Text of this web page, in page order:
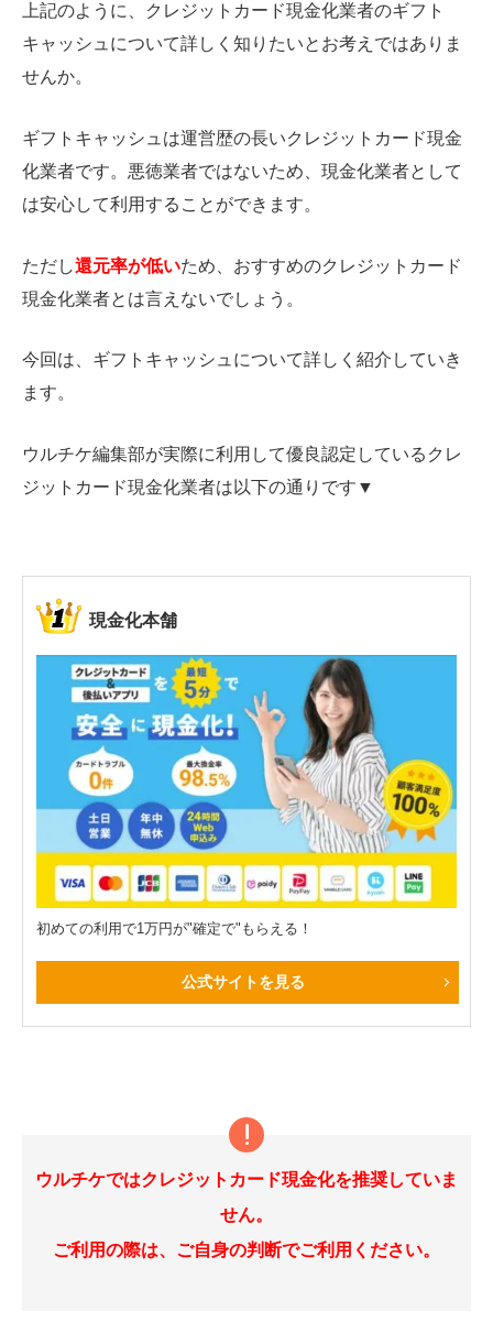
上記のように、クレジットカード現金化業者のギフト
キャッシュについて詳しく知りたいとお考えではありま
せんか。
ギフトキャッシュは運営歴の長いクレジットカード現金
化業者です。悪徳業者ではないため、現金化業者として
は安心して利用することができます。
ただし還元率が低いため、おすすめのクレジットカード
現金化業者とは言えないでしょう。
今回は、ギフトキャッシュについて詳しく紹介していき
ます。
ウルチケ編集部が実際に利用して優良認定しているクレ
ジットカード現金化業者は以下の通りです▼
現金化本舗
初めての利用で1万円が"確定で"もらえる！
公式サイトを見る
ウルチケではクレジットカード現金化を推奨していま
せん。
ご利用の際は、ご自身の判断でご利用ください。